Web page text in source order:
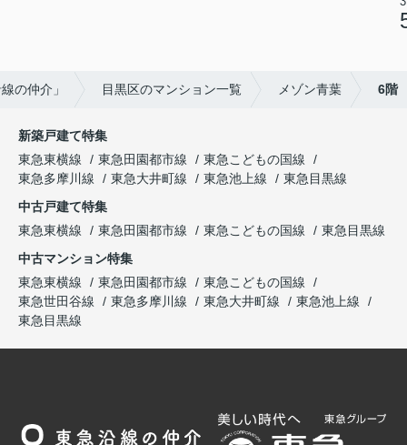
の仲介」 目黒区のマンション一覧 メゾン青葉 6階
新築戸建て特集
東急東横線
東急田園都市線
東急こどもの国線
東急多摩川線
東急大井町線 東急池上線
東急目黒線
中古戸建て特集
東急東横線
東急田園都市線 東急こどもの国線
東急目黒線
中古マンション特集
東急東横線
東急田園都市線
東急こどもの国線
東急世田谷線
東急多摩川線 東急大井町線
東急池上線
東急目黒線